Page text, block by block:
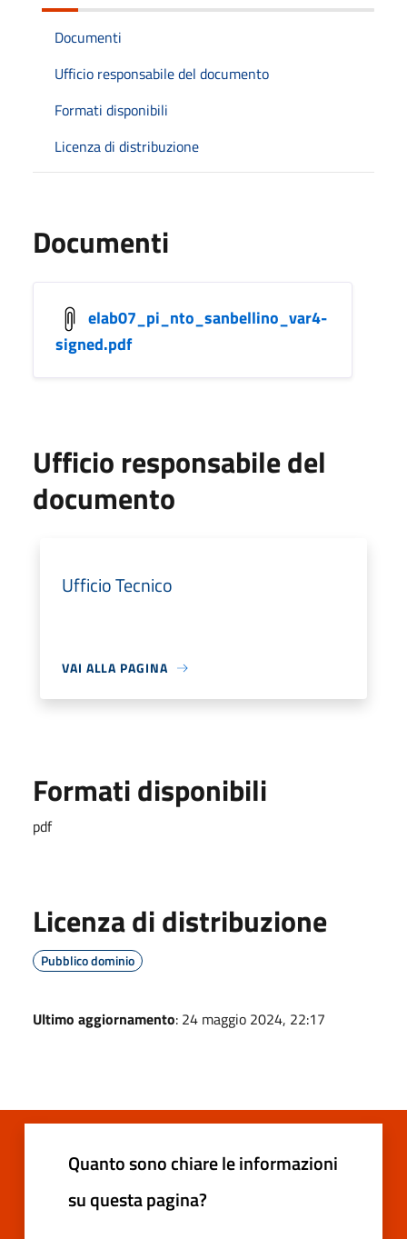
Documenti
Ufficio responsabile del documento
Formati disponibili
Licenza di distribuzione
Documenti
elab07_pi_nto_sanbellino_var4-
signed.pdf
Ufficio responsabile del
documento
Ufficio Tecnico
VAI ALLA PAGINA
Formati disponibili
pdf
Licenza di distribuzione
Pubblico dominio
Ultimo aggiornamento: 24 maggio 2024, 22:17
Quanto sono chiare le informazioni
su questa pagina?